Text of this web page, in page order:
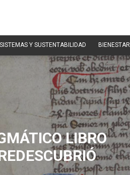
Y SUSTENTABILIDAD BIENESTAR
LIBRO